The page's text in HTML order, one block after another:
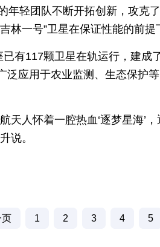
年轻团队不断开拓创新，攻克
林一号”卫星在保证性能的前提
已有117颗卫星在轨运行，建
泛应用于农业监测、生态保护
天人怀着一腔热血‘逐梦星海’
说。
页 1 2 3 4 5